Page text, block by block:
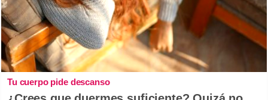
Tu cuerpo pide descanso